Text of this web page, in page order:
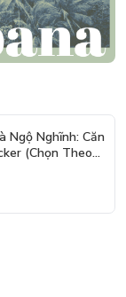
Ngộ Nghĩnh: Căn
(Chọn Theo
250 Sticker